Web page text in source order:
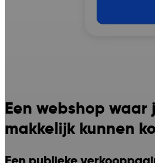
Een webshop waar
makkelijk kunnen